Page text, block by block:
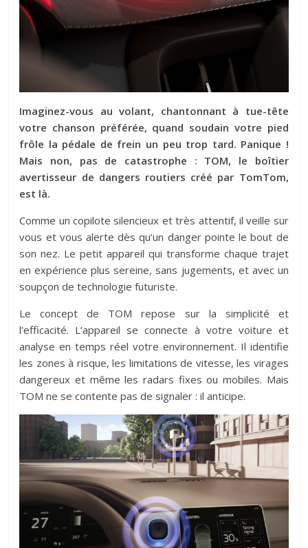
Imaginez-vous au volant, chantonnant à tue-tête
votre chanson préférée, quand soudain votre pied
frôle la pédale de frein un peu trop tard. Panique !
Mais non, pas de catastrophe : TOM, le boîtier
avertisseur de dangers routiers créé par TomTom,
est là.
Comme un copilote silencieux et très attentif, il veille sur
vous et vous alerte dès qu’un danger pointe le bout de
son nez. Le petit appareil qui transforme chaque trajet
en expérience plus sereine, sans jugements, et avec un
soupçon de technologie futuriste.
Le concept de TOM repose sur la simplicité et
l’efficacité. L’appareil se connecte à votre voiture et
analyse en temps réel votre environnement. Il identifie
les zones à risque, les limitations de vitesse, les virages
dangereux et même les radars fixes ou mobiles. Mais
TOM ne se contente pas de signaler : il anticipe.